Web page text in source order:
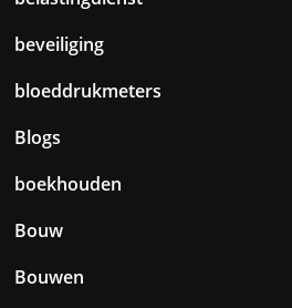
beveiliging
bloeddrukmeters
Blogs
boekhouden
Bouw
Bouwen